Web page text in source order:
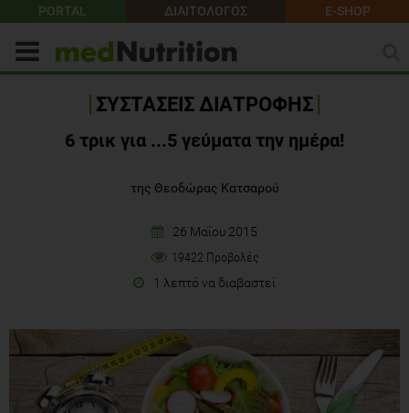
PORTAL ΔΙΑΙΤΟΛΟΓΟΣ E-SHOP
ΣΥΣΤΑΣΕΙΣ ΔΙΑΤΡΟΦΗΣ
6 τρικ για ...5 γεύματα την ημέρα!
της Θεοδώρας Κατσαρού
26 Μαΐου 2015
19422 Προβολές
1 λεπτό να διαβαστεί